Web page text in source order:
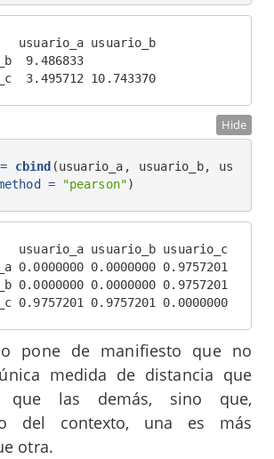
usuario_b
9.486833
3.495712 10.743370
Hide
cbind (usuario_a, usuario_b, us
= "pearson")
usuario_b usuario_c
0.0000000 0.0000000 0.9757201
0.0000000 0.0000000 0.9757201
0.9757201 0.9757201 0.0000000
pone de manifiesto que no
medida de distancia que
que las demás, sino que,
del contexto, una es más
otra.